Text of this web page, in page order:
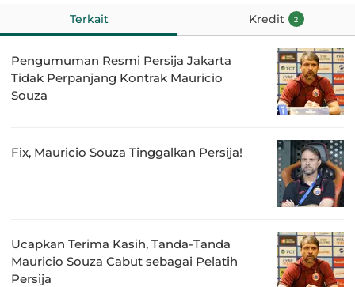
Terkait Kredit 2
Pengumuman Resmi Persija Jakarta
Tidak Perpanjang Kontrak Mauricio
Souza
Fix, Mauricio Souza Tinggalkan Persija!
Ucapkan Terima Kasih, Tanda-Tanda
Mauricio Souza Cabut sebagai Pelatih
Persija